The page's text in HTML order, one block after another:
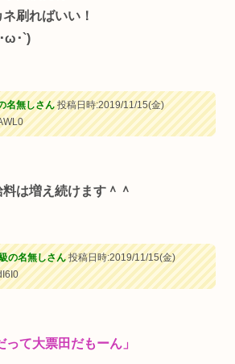
ネ刷ればいい！
ω･`)
名無しさん投稿日時:2019/11/15(金)
は増え続けます＾＾
の名無しさん投稿日時:2019/11/15(金)
って大票田だもーん」